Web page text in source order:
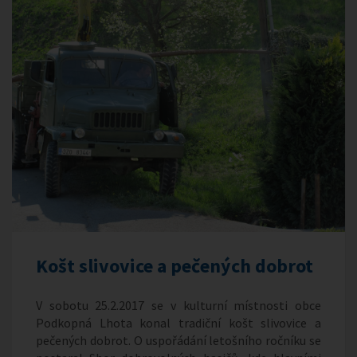
Košt slivovice a pečených dobrot
V sobotu 25.2.2017 se v kulturní místnosti obce
Podkopná Lhota konal tradiční košt slivovice a
pečených dobrot. O uspořádání letošního ročníku se